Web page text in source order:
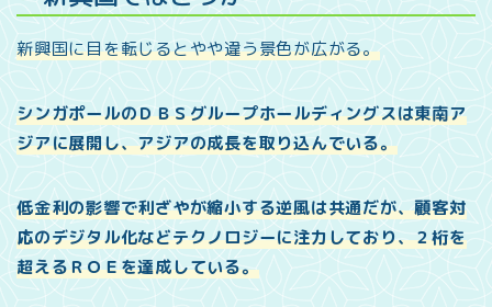
新興国に目を転じるとやや違う景色が広がる。
シンガポールのＤＢＳグループホールディングスは東南ア
ジアに展開し、アジアの成長を取り込んでいる。
低金利の影響で利ざやが縮小する逆風は共通だが、顧客対
応のデジタル化などテクノロジーに注力しており、２桁を
超えるＲＯＥを達成している。